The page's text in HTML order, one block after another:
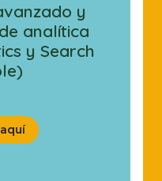
y
analítica
y Search